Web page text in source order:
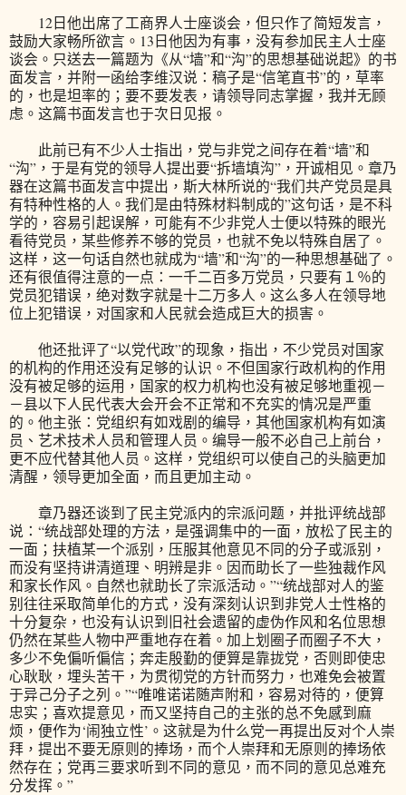
12日他出席了工商界人士座谈会，但只作了简短发言，
鼓励大家畅所欲言。13日他因为有事，没有参加民主人士座
谈会。只送去一篇题为《从“墙”和“沟”的思想基础说起》的书
面发言，并附一函给李维汉说：稿子是“信笔直书”的，草率
的，也是坦率的；要不要发表，请领导同志掌握，我并无顾
虑。这篇书面发言也于次日见报。
此前已有不少人士指出，党与非党之间存在着“墙”和
“沟”，于是有党的领导人提出要“拆墙填沟”，开诚相见。章乃
器在这篇书面发言中提出，斯大林所说的“我们共产党员是具
有特种性格的人。我们是由特殊材料制成的”这句话，是不科
学的，容易引起误解，可能有不少非党人士便以特殊的眼光
看待党员，某些修养不够的党员，也就不免以特殊自居了。
这样，这一句话自然也就成为“墙”和“沟”的一种思想基础了。
还有很值得注意的一点：一千二百多万党员，只要有１％的
党员犯错误，绝对数字就是十二万多人。这么多人在领导地
位上犯错误，对国家和人民就会造成巨大的损害。
他还批评了“以党代政”的现象，指出，不少党员对国家
的机构的作用还没有足够的认识。不但国家行政机构的作用
没有被足够的运用，国家的权力机构也没有被足够地重视－
－县以下人民代表大会开会不正常和不充实的情况是严重
的。他主张：党组织有如戏剧的编导，其他国家机构有如演
员、艺术技术人员和管理人员。编导一般不必自己上前台，
更不应代替其他人员。这样，党组织可以使自己的头脑更加
清醒，领导更加全面，而且更加主动。
章乃器还谈到了民主党派内的宗派问题，并批评统战部
说：“统战部处理的方法，是强调集中的一面，放松了民主的
一面；扶植某一个派别，压服其他意见不同的分子或派别，
而没有坚持讲清道理、明辨是非。因而助长了一些独裁作风
和家长作风。自然也就助长了宗派活动。”“统战部对人的鉴
别往往采取简单化的方式，没有深刻认识到非党人士性格的
十分复杂，也没有认识到旧社会遗留的虚伪作风和名位思想
仍然在某些人物中严重地存在着。加上划圈子而圈子不大，
多少不免偏听偏信；奔走殷勤的便算是靠拢党，否则即使忠
心耿耿，埋头苦干，为贯彻党的方针而努力，也难免会被置
于异己分子之列。”“唯唯诺诺随声附和，容易对待的，便算
忠实；喜欢提意见，而又坚持自己的主张的总不免感到麻
烦，便作为‘闹独立性’。这就是为什么党一再提出反对个人崇
拜，提出不要无原则的捧场，而个人崇拜和无原则的捧场依
然存在；党再三要求听到不同的意见，而不同的意见总难充
分发挥。”